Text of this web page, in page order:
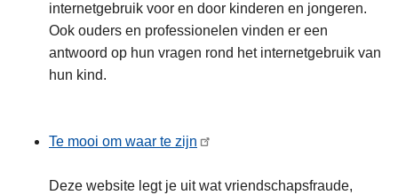
internetgebruik voor en door kinderen en jongeren.
Ook ouders en professionelen vinden er een
antwoord op hun vragen rond het internetgebruik van
hun kind.
Te mooi om waar te zijn
Deze website legt je uit wat vriendschapsfraude,